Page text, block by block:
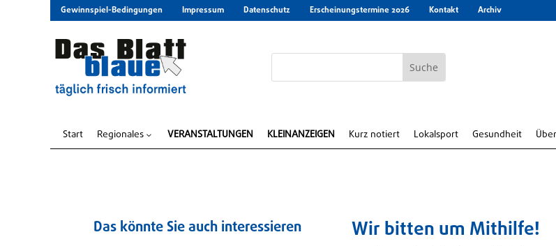
Gewinnspiel-Bedingungen Impressum Datenschutz Erscheinungstermine 2026 Kontakt Archiv
Start Regionales 3 VERANSTALTUNGEN KLEINANZEIGEN Kurz notiert Lokalsport Gesundheit
Das könnte Sie auch interessieren Wir bitten um Mithilfe!